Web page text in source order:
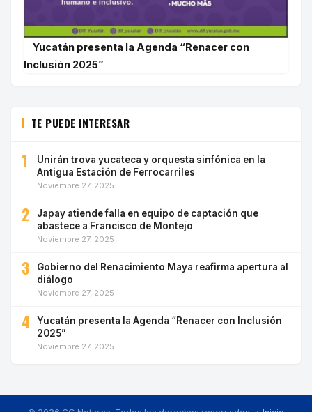
Yucatán presenta la Agenda “Renacer con
Inclusión 2025”
TE PUEDE INTERESAR
1
Unirán trova yucateca y orquesta sinfónica en la
Antigua Estación de Ferrocarriles
Noviembre 27, 2025
2
Japay atiende falla en equipo de captación que
abastece a Francisco de Montejo
Noviembre 27, 2025
3
Gobierno del Renacimiento Maya reafirma apertura al
diálogo
Noviembre 27, 2025
4
Yucatán presenta la Agenda “Renacer con Inclusión
2025”
Noviembre 27, 2025